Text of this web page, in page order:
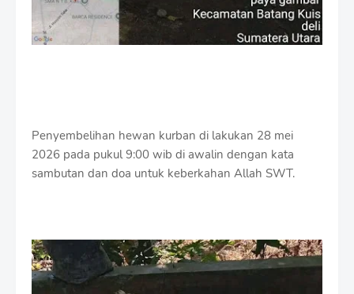
Penyembelihan hewan kurban di lakukan 28 mei
2026 pada pukul 9:00 wib di awalin dengan kata
sambutan dan doa untuk keberkahan Allah SWT.